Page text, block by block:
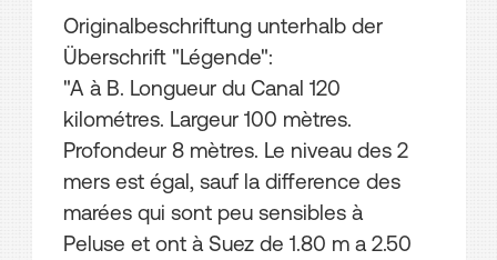
Originalbeschriftung unterhalb der
Überschrift "Légende":
"A à B. Longueur du Canal 120
kilométres. Largeur 100 mètres.
Profondeur 8 mètres. Le niveau des 2
mers est égal, sauf la difference des
marées qui sont peu sensibles à
Peluse et ont à Suez de 1.80 m a 2.50